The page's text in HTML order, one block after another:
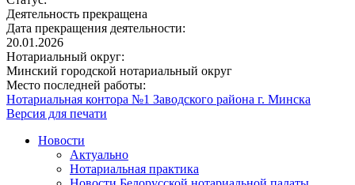
Деятельность прекращена
Дата прекращения деятельности:
20.01.2026
Нотариальный округ:
Минский городской нотариальный округ
Место последней работы:
Нотариальная контора №1 Заводского района г. Минска
Версия для печати
Новости
Актуально
Нотариальная практика